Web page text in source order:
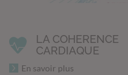
LA COHERENCE
CARDIAQUE
En savoir plus